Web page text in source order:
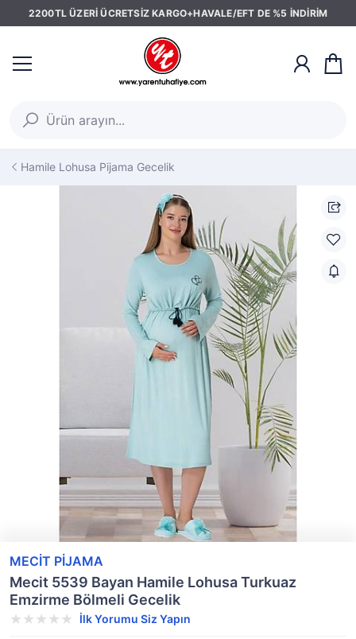
2200TL ÜZERİ ÜCRETSİZ KARGO+HAVALE/EFT DE %5 İNDİRİM
Hamile Lohusa Pijama Gecelik
MECİT PİJAMA
Mecit 5539 Bayan Hamile Lohusa Turkuaz
Emzirme Bölmeli Gecelik
İlk Yorumu Siz Yapın